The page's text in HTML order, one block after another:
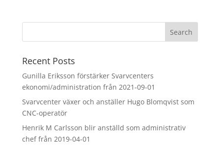
Recent Posts
Gunilla Eriksson förstärker Svarvcenters
ekonomi/administration från 2021-09-01
Svarvcenter växer och anställer Hugo Blomqvist som
CNC-operatör
Henrik M Carlsson blir anställd som administrativ
chef från 2019-04-01